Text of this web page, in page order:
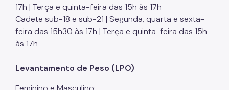
17h | Terça e quinta-feira das 15h às 17h
Cadete sub-18 e sub-21 | Segunda, quarta e sexta-
feira das 15h30 às 17h | Terça e quinta-feira das 15h
às 17h
Levantamento de Peso (LPO)